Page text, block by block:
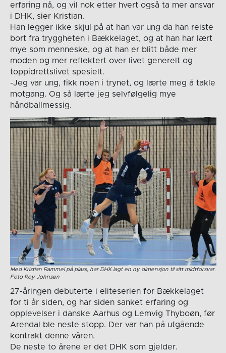
erfaring nå, og vil nok etter hvert også ta mer ansvar
i DHK, sier Kristian.
Han legger ikke skjul på at han var ung da han reiste
bort fra tryggheten i Bækkelaget, og at han har lært
mye som menneske, og at han er blitt både mer
moden og mer reflektert over livet generelt og
toppidrettslivet spesielt.
-Jeg var ung, fikk noen i trynet, og lærte meg å takle
motgang. Og så lærte jeg selvfølgelig mye
håndballmessig.
Med Kristian Rammel på plass, har DHK lagt en ny dimensjon til sitt midtforsvar.
Foto Roy Johnsen
27-åringen debuterte i eliteserien for Bækkelaget
for ti år siden, og har siden sanket erfaring og
opplevelser i danske Aarhus og Lemvig Thyboøn, før
Arendal ble neste stopp. Der var han på utgående
kontrakt denne våren.
De neste to årene er det DHK som gjelder.